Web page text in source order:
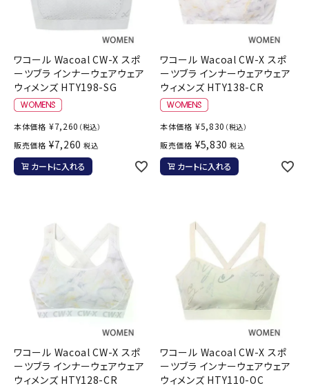
ワコール Wacoal CW-X スポ
ーツブラ インナーウェアウェア
ウィメンズ HTY198-SG
本体価格 ¥7,260 （税込）
販売価格 ¥7,260 税込
カートに入れる
ワコール Wacoal CW-X スポ
ーツブラ インナーウェアウェア
ウィメンズ HTY138-CR
本体価格 ¥5,830 （税込）
販売価格 ¥5,830 税込
カートに入れる
ワコール Wacoal CW-X スポ
ーツブラ インナーウェアウェア
ウィメンズ HTY128-CR
ワコール Wacoal CW-X スポ
ーツブラ インナーウェアウェア
ウィメンズ HTY110-OC